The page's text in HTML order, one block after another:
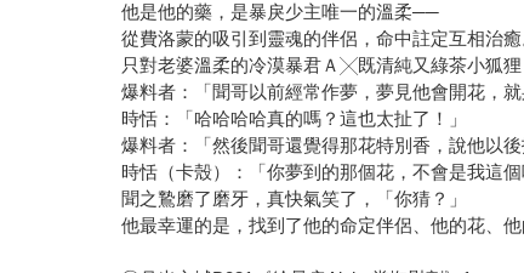
他是他的藥，是暴戾少主唯一的溫柔──
從費洛蒙的吸引到靈魂的伴侶，命中註定互相治癒
只對老婆溫柔的冷漠暴君Ａ╳既清純又綠茶小狐狸
爆料者：「聞哥以前經常作夢，夢見他會開花，
時恬：「哈哈哈哈真的嗎？這也太扯了！」
爆料者：「然後聞哥還覺得那花特別香，說他以後
時恬（卡殼）：「你夢到的那個花，不會是我這個
聞之鷙磨了磨牙，真快氣笑了，「你猜？」
他最幸運的是，找到了他的命定伴侶、他的花、他